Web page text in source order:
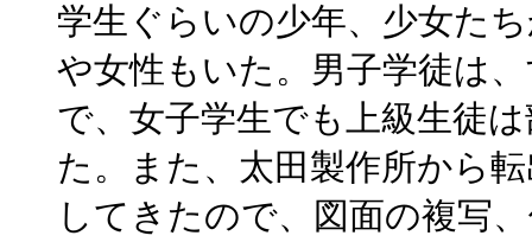
学生ぐらいの少年、少女た
や女性もいた。男子学徒は
で、女子学生でも上級生徒
た。また、太田製作所から
してきたので、図面の複写